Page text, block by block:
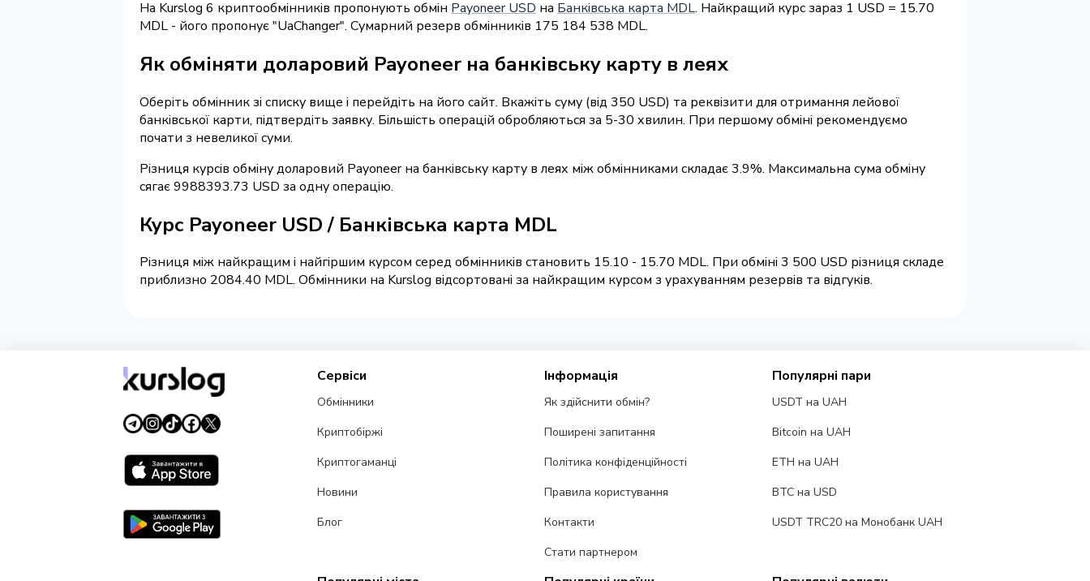
На Kurslog 6 криптообмінників пропонують обмін Payoneer USD на Банківська карта MDL. Найкращий курс зараз 1 USD = 15.70
MDL - його пропонує "UaChanger". Сумарний резерв обмінників 175 184 538 MDL.
Як обміняти доларовий Payoneer на банківську карту в леях
Оберіть обмінник зі списку вище і перейдіть на його сайт. Вкажіть суму (від 350 USD) та реквізити для отримання лейової
банківської карти, підтвердіть заявку. Більшість операцій обробляються за 5-30 хвилин. При першому обміні рекомендуємо
почати з невеликої суми.
Різниця курсів обміну доларовий Payoneer на банківську карту в леях між обмінниками складає 3.9%. Максимальна сума обміну
сягає 9988393.73 USD за одну операцію.
Курс Payoneer USD / Банківська карта MDL
Різниця між найкращим і найгіршим курсом серед обмінників становить 15.10 - 15.70 MDL. При обміні 3 500 USD різниця складе
приблизно 2084.40 MDL. Обмінники на Kurslog відсортовані за найкращим курсом з урахуванням резервів та відгуків.
Сервіси
Обмінники
Криптобіржі
Криптогаманці
Новини
Блог
Інформація
Як здійснити обмін?
Поширені запитання
Політика конфіденційності
Правила користування
Контакти
Стати партнером
Популярні пари
USDT на UAH
Bitcoin на UAH
ETH на UAH
BTC на USD
USDT TRC20 на Монобанк UAH